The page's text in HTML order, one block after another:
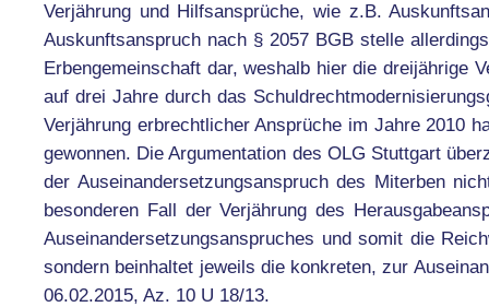
Verjährung und Hilfsansprüche, wie z.B.
Auskunftsanspruch nach § 2057 BGB stelle
Erbengemeinschaft dar, weshalb hier die dreijährige
auf drei Jahre durch das
Verjährung erbrechtlicher Ansprüche im Jahre 2010
gewonnen. Die Argumentation des OLG Stuttgart
der Auseinandersetzungsanspruch des Miterben
besonderen Fall der Verjährung des
Auseinandersetzungsanspruches und somit die
sondern beinhaltet jeweils die konkreten, zur
06.02.2015, Az. 10 U 18/13.